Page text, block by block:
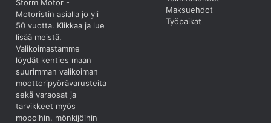
Storm Motor -
Motoristin asialla jo yli
50 vuotta. Klikkaa ja lue
lisää meistä.
Valikoimastamme
löydät kenties maan
suurimman valikoiman
moottoripyörävarusteita
sekä varaosat ja
tarvikkeet myös
mopoihin, mönkijöihin
Maksuehdot
Työpaikat